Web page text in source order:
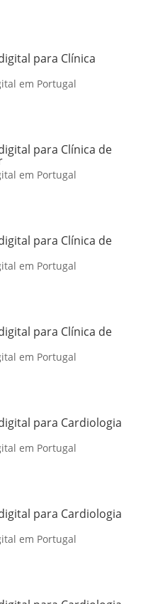
para Clínica
em Portugal
para Clínica de
em Portugal
para Clínica de
em Portugal
para Clínica de
em Portugal
para Cardiologia
em Portugal
para Cardiologia
em Portugal